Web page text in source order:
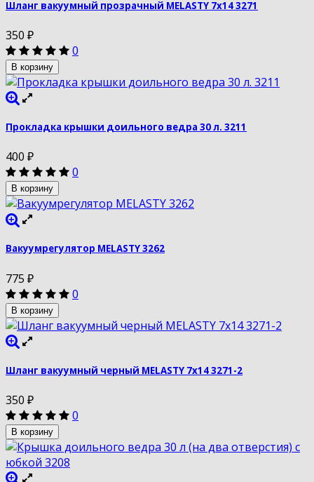
Шланг вакуумный прозрачный MELASTY 7х14 3271
350 ₽
0
В корзину
Прокладка крышки доильного ведра 30 л. 3211
400 ₽
0
В корзину
Вакуумрегулятор MELASTY 3262
775 ₽
0
В корзину
Шланг вакуумный черный MELASTY 7х14 3271-2
350 ₽
0
В корзину